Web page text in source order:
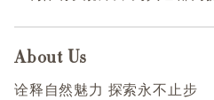
About Us
Press space or enter keys to
诠释自然魅力 探索永不止步